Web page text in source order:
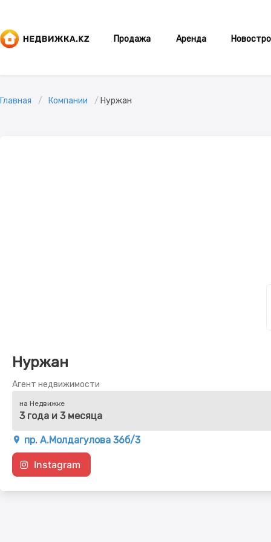
Продажа Аренда
Главная Компании Нуржан
Нуржан
Агент недвижимости
на Недвижке
3 года и 3 месяца
пр. А.Молдагулова 36б/3
Instagram